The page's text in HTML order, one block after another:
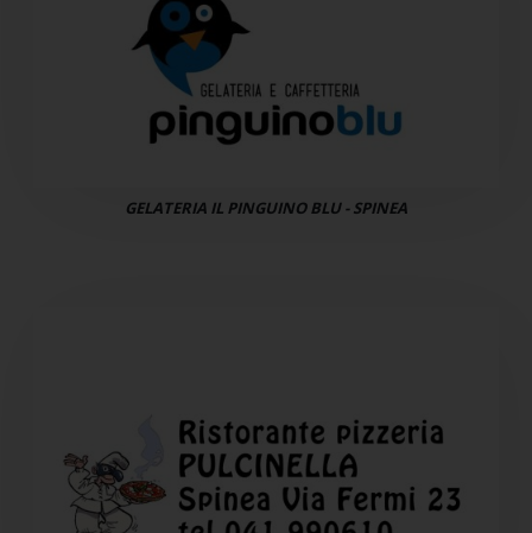
GELATERIA IL PINGUINO BLU - SPINEA